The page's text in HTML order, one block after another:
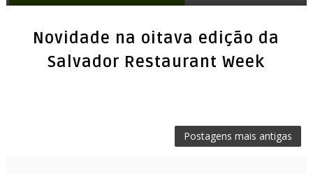
Novidade na oitava edição da
Postagens mais antigas